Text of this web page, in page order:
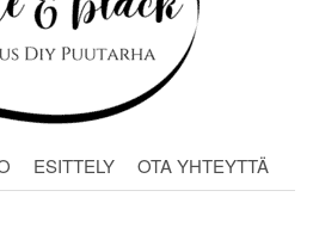
ESITTELY OTA YHTEYTTÄ